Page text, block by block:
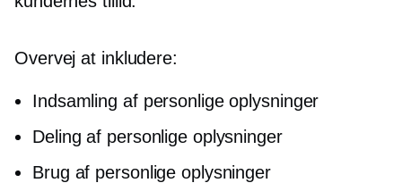
Overvej at inkludere:
Indsamling af personlige oplysninger
Deling af personlige oplysninger
Brug af personlige oplysninger